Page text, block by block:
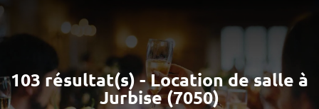
103 résultat(s) - Location de salle à
Jurbise (7050)